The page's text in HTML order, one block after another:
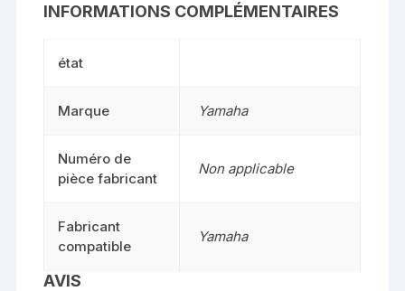
INFORMATIONS COMPLÉMENTAIRES
état
Marque Yamaha
Numéro de
pièce fabricant
Non applicable
Fabricant
compatible
Yamaha
AVIS